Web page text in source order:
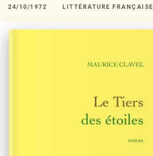
24/10/1972 LITTÉRATURE FRANÇAISE